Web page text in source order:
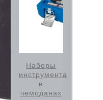
Наборы
инструмента
в
чемоданах